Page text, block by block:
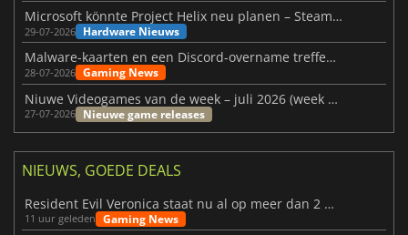
Microsoft könnte Project Helix neu planen – Steam-Support wackelt
29-07-2026 Hardware Nieuws
Malware-kaarten en een Discord-overname treffen Meccha Chameleon
28-07-2026 Gaming News
Niuwe Videogames van de week – juli 2026 (week 31)
27-07-2026 Nieuwe game releases
NIEUWS, GOEDE DEALS
Resident Evil Veronica staat nu al op meer dan 2 miljoen verlanglijstjes
11 uur geleden Gaming News